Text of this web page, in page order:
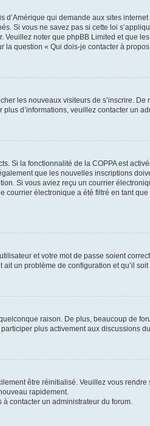
d’Amérique qui demande aux sites
Si vous ne savez pas si cette loi
noter que phpBB Limited et que
question « Qui dois-je contacter à
les nouveaux visiteurs de s’inscrire.
d’informations, veuillez contacter un
Si la fonctionnalité de la COPPA est
que les nouvelles inscriptions
Si vous aviez reçu un courrier
électronique a été filtré en tant
et votre mot de passe soient
un problème de configuration et qu’il
raison. De plus, beaucoup de
plus activement aux discussions du
être réinitialisé. Veuillez vous
rapidement.
contacter un administrateur du forum.